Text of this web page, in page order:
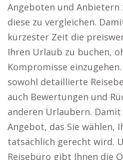
Angeboten und Anbietern
diese zu vergleichen.
kürzester Zeit die
Ihren Urlaub zu buchen,
Kompromisse
sowohl detaillierte
auch Bewertungen und
anderen Urlaubern.
Angebot, das Sie wählen,
tatsächlich gerecht wird.
Reisebüro gibt Ihnen die